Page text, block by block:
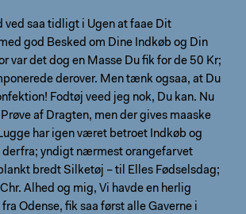
ved saa tidligt i Ugen at faae Dit
god Besked om Dine Indkøb og Din
var det dog en Masse Du fik for de 50 Kr;
derover. Men tænk ogsaa, at Du
Fodtøj veed jeg nok, Du kan. Nu
af Dragten, men der gives maaske
har igen været betroet Indkøb og
yndigt nærmest orangefarvet
bredt Silketøj – til Elles Fødselsdag;
Alhed og mig, Vi havde en herlig
Odense, fik saa først alle Gaverne i